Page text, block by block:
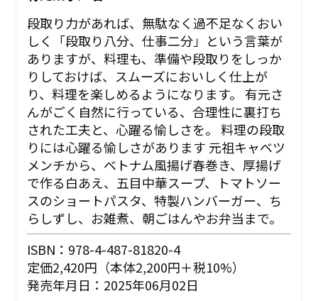
段取り力があれば、無駄なく過不足なくおい
しく「段取り八分、仕事二分」という言葉が
ありますが、料理も、準備や段取りをしっか
りしておけば、スムーズにおいしく仕上が
り、料理を楽しめるようになります。 有元さ
んがごく自然に行っている、合理性に裏打ち
された工夫と、心躍る愉しさを。 ――料理の段取
りには心躍る愉しさがあります 元祖キャベツ
メンチから、ベトナム風揚げ春巻き、厚揚げ
で作る白あえ、五目中華スープ、トマトソー
スのショートパスタ、特製ハンバーガー、ち
らしずし、お雑煮、朝ごはんやお弁当まで。
ISBN：978-4-487-81820-4
定価2,420円（本体2,200円＋税10%）
発売年月日：2025年06月02日